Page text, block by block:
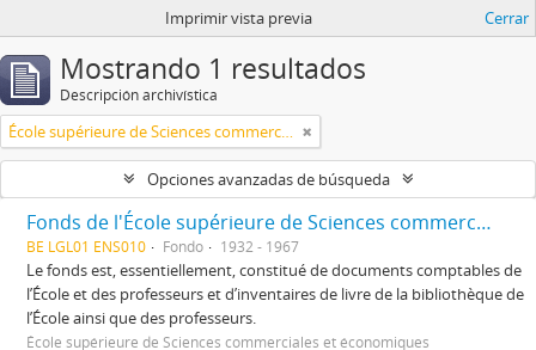
Imprimir vista previa Cerrar
Mostrando 1 resultados
Descripción archivística
École supérieure de Sciences commerciales et économiques
Opciones avanzadas de búsqueda
Fonds de l'École supérieure de Sciences commerciales et économiques
BE LGL01 ENS010 Fondo 1932 - 1967
Le fonds est, essentiellement, constitué de documents comptables de
l’École et des professeurs et d’inventaires de livre de la bibliothèque de
l’École ainsi que des professeurs.
École supérieure de Sciences commerciales et économiques